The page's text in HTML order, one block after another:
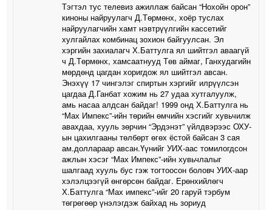
Тэгтэл тус телевиз ажиллаж байсан “Нохойн орон”
киноны найруулагч Д.Төрмөнх, хоёр туслах
найруулагчийн хамт нэвтрүүлгийн кассетийг
хулгайлах комбинац зохион байгуулсан. Эл
хэргийн захиалагч Х.Баттулга ял шийтгэл аваагүй
ч Д.Төрмөнх, хамсаатнууд Төв аймаг, Ганхудагийн
мөрдөнд цагдан хоригдож ял шийтгэл авсан.
Энэхүү 17 чингэлэг спиртын хэргийг илрүүлсэн
цагдаа Д.Ганбат хожим нь 27 удаа хутгалуулж,
амь насаа алдсан байдаг! 1999 онд Х.Баттулга нь
“Мах Импекс”-ийн төрийн өмчийн хэсгийг хувьчилж
авахдаа, хууль зөрчин “Эрдэнэт” үйлдвэрээс ОХУ-
ын цахилгааны төлбөрт өгөх ёстой байсан 3 сая
ам.доллараар авсан.Үүнийг УИХ-аас томилогдсон
ажлын хэсэг “Мах Импекс”-ийн хувьчлалыг
шалгаад хууль бус гэж тогтоосон боловч УИХ-аар
хэлэлцээгүй өнгөрсөн байдаг. Ерөнхийлөгч
Х.Баттулга “Мах импекс”-ийг 20 гаруй тэрбум
төгрөгөөр үнэлэгдэж байхад нь зориуд